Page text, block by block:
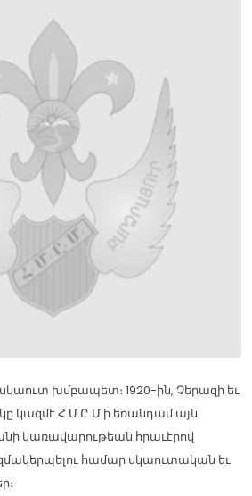
խմբապետ։ 1920-ին, Չերազի եւ
կազմէ Հ.Մ.Ը.Մ.ի եռանդամ այն
կառավարութեան հրաւէրով
համար սկաուտական եւ